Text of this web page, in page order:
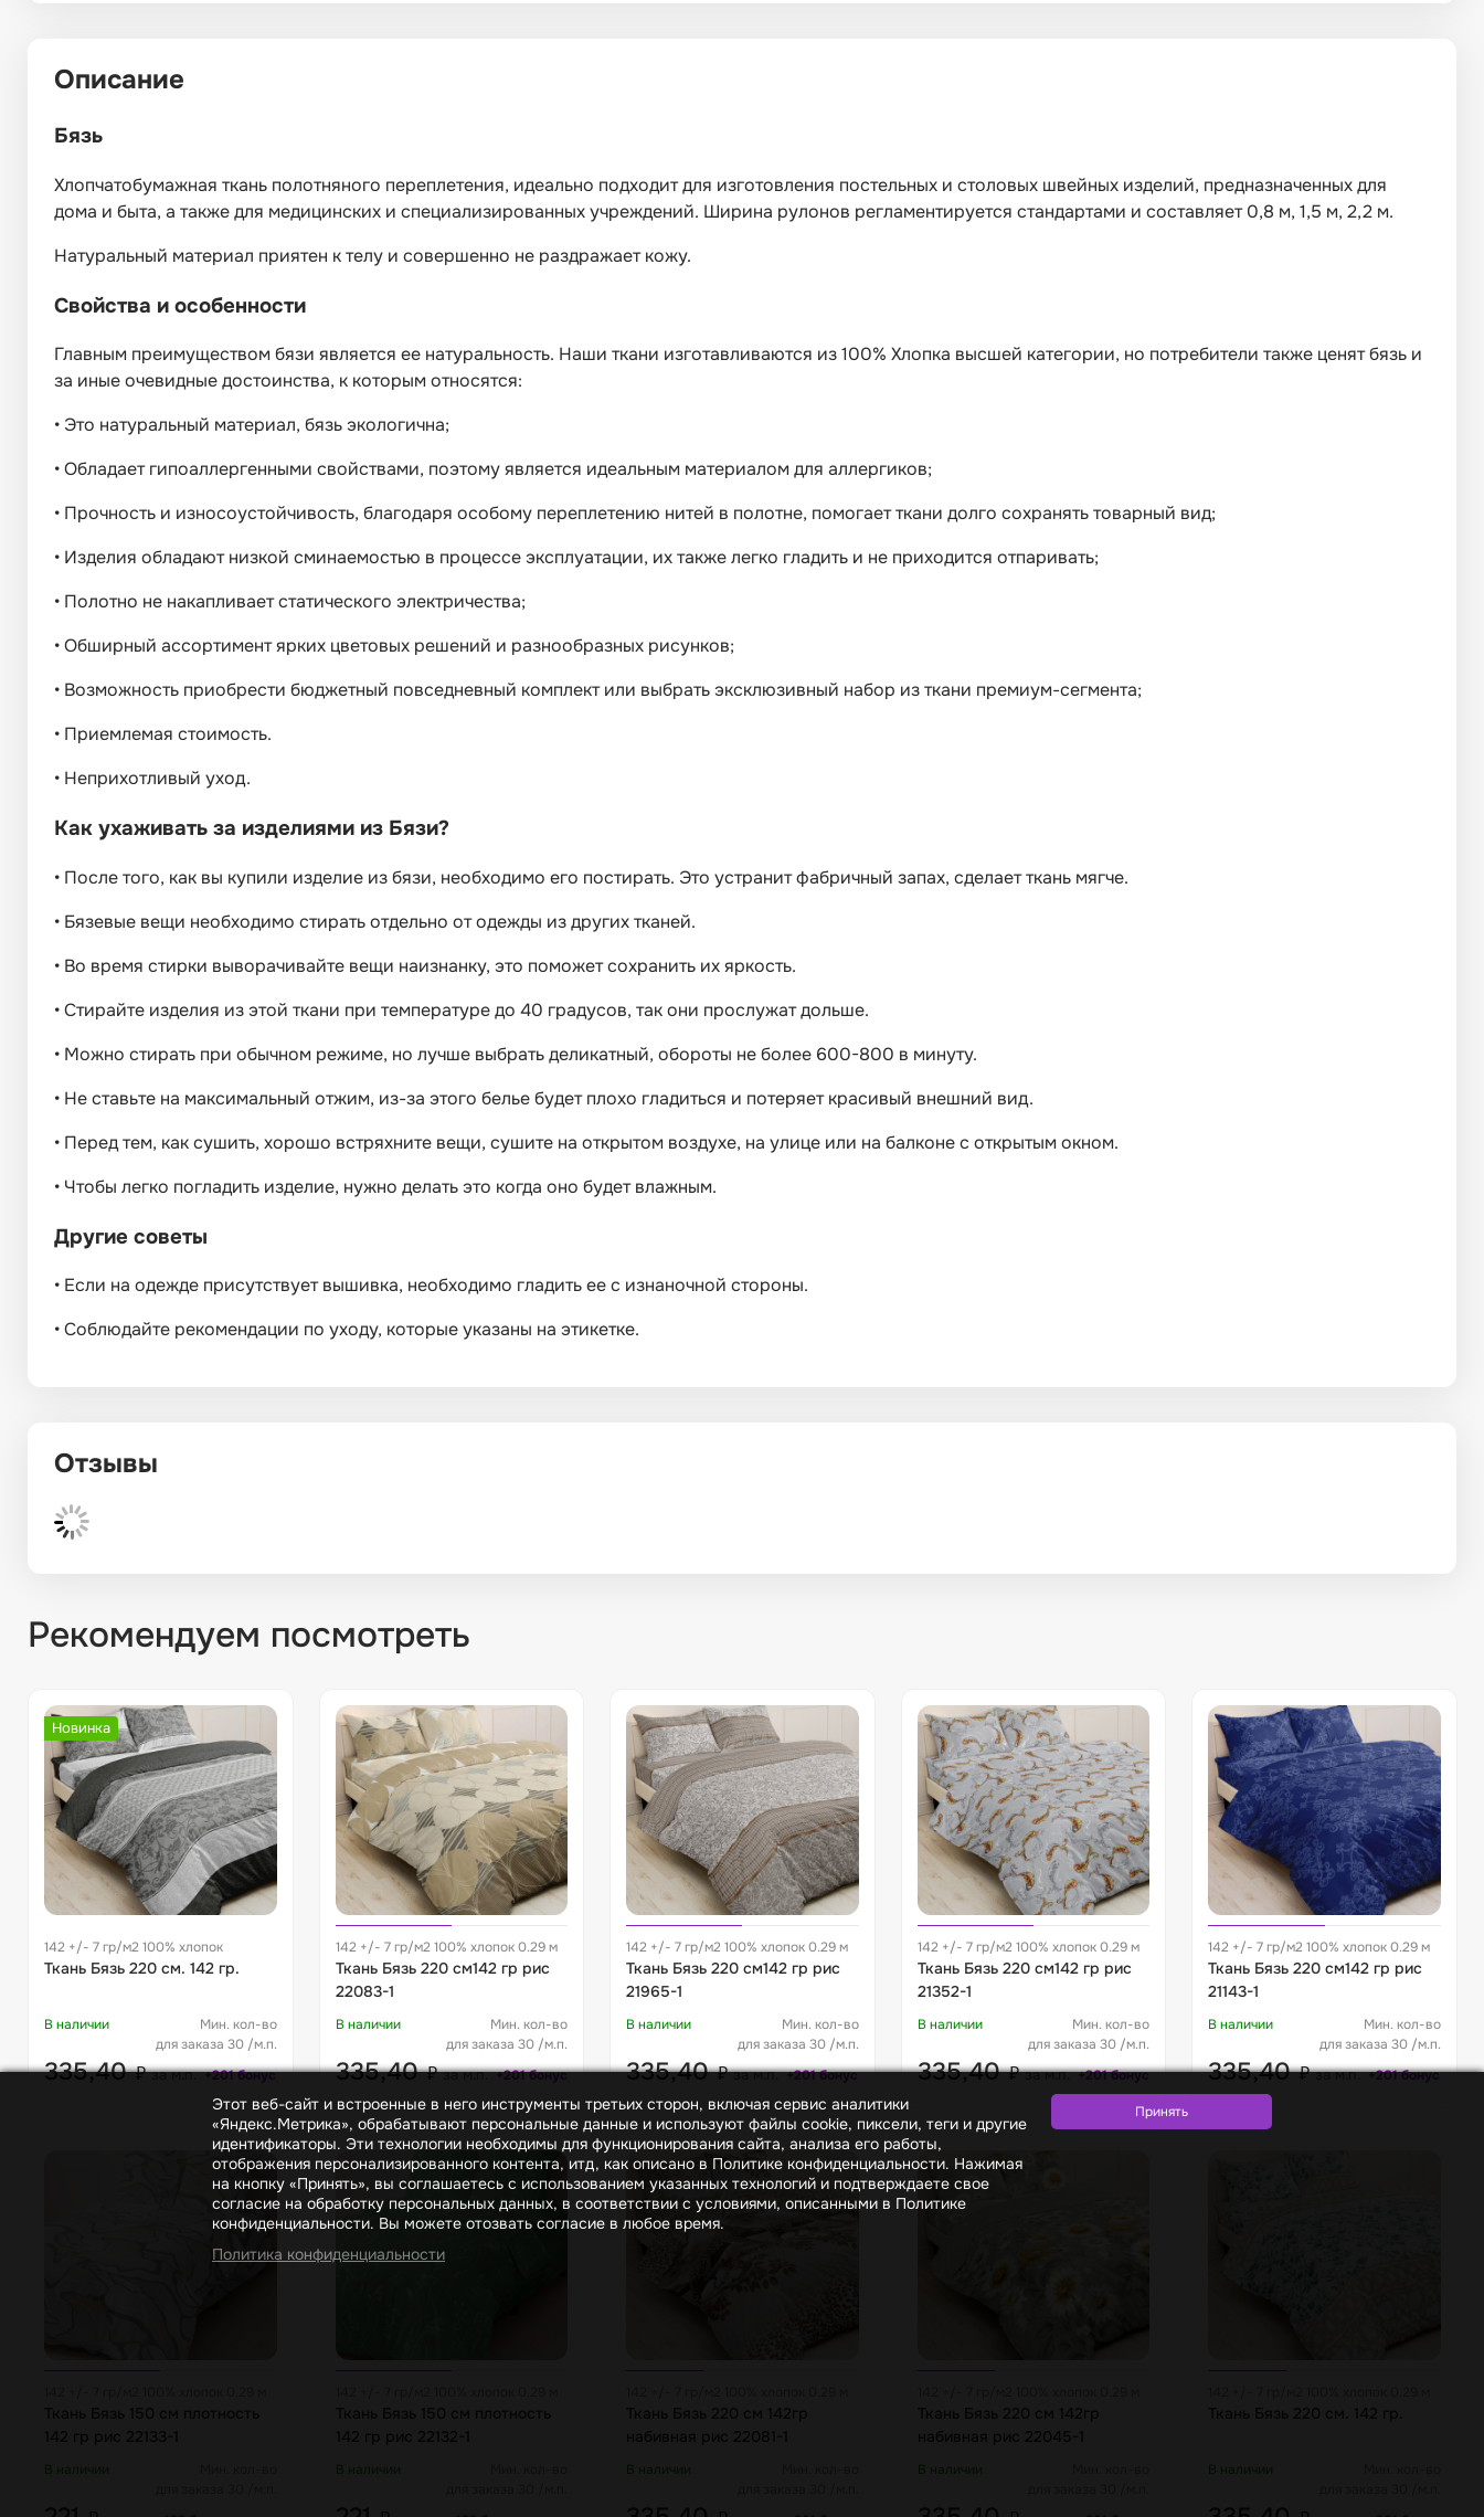
Описание
Бязь
Хлопчатобумажная ткань полотняного переплетения, идеально подходит для изготовления постельных и столовых швейных изделий, предназначенных для
дома и быта, а также для медицинских и специализированных учреждений. Ширина рулонов регламентируется стандартами и составляет 0,8 м, 1,5 м, 2,2 м.
Натуральный материал приятен к телу и совершенно не раздражает кожу.
Свойства и особенности
Главным преимуществом бязи является ее натуральность. Наши ткани изготавливаются из 100% Хлопка высшей категории, но потребители также ценят бязь и
за иные очевидные достоинства, к которым относятся:
• Это натуральный материал, бязь экологична;
•Обладает гипоаллергенными свойствами, поэтому является идеальным материалом для аллергиков;
• Прочность и износоустойчивость, благодаря особому переплетению нитей в полотне, помогает ткани долго сохранять товарный вид;
• Изделия обладают низкой сминаемостью в процессе эксплуатации, их также легко гладить и не приходится отпаривать;
• Полотно не накапливает статического электричества;
•Обширный ассортимент ярких цветовых решений и разнообразных рисунков;
• Возможность приобрести бюджетный повседневный комплект или выбрать эксклюзивный набор из ткани премиум-сегмента;
• Приемлемая стоимость.
• Неприхотливый уход.
Как ухаживать за изделиями из Бязи?
• После того, как вы купили изделие из бязи, необходимо его постирать. Это устранит фабричный запах, сделает ткань мягче.
• Бязевые вещи необходимо стирать отдельно от одежды из других тканей.
• Во время стирки выворачивайте вещи наизнанку, это поможет сохранить их яркость.
•Стирайте изделия из этой ткани при температуре до 40 градусов, так они прослужат дольше.
• Можно стирать при обычном режиме, но лучше выбрать деликатный, обороты не более 600-800 в минуту.
• Не ставьте на максимальный отжим, из-за этого белье будет плохо гладиться и потеряет красивый внешний вид.
• Перед тем, как сушить, хорошо встряхните вещи, сушите на открытом воздухе, на улице или на балконе с открытым окном.
• Чтобы легко погладить изделие, нужно делать это когда оно будет влажным.
Другие советы
• Если на одежде присутствует вышивка, необходимо гладить ее с изнаночной стороны.
•Соблюдайте рекомендации по уходу, которые указаны на этикетке.
Отзывы
Рекомендуем посмотреть
Новинка
142 +/- 7 гр/м2 100% хлопок
Ткань Бязь 220 см. 142 гр.
В наличии
Мин. кол-во
для заказа 30 /м.п.
335,40₽ за м.п. +201 бонус
142 +/- 7 гр/м2 100% хлопок 0.29 м
Ткань Бязь 220 см142 гр рис
22083-1
В наличии
Мин. кол-во
для заказа 30 /м.п.
335,40₽ за м.п. +201 бонус
142 +/- 7 гр/м2 100% хлопок 0.29 м
Ткань Бязь 220 см142 гр рис
21965-1
В наличии
Мин. кол-во
для заказа 30 /м.п.
335,40₽ за м.п. +201 бонус
142 +/- 7 гр/м2 100% хлопок 0.29 м
Ткань Бязь 220 см142 гр рис
21352-1
В наличии
Мин. кол-во
для заказа 30 /м.п.
335,40₽ за м.п. +201 бонус
142 +/- 7 гр/м2 100% хлопок 0.29 м
Ткань Бязь 220 см142 гр рис
21143-1
В наличии
Мин. кол-во
для заказа 30 /м.п.
335,40₽ за м.п. +201 бонус
В наличии В наличии В наличии В наличии В наличии
Этот веб-сайт и встроенные в него инструменты третьих сторон, включая сервис аналитики
«Яндекс.Метрика», обрабатывают персональные данные и используют файлы cookie, пиксели, теги и другие
идентификаторы. Эти технологии необходимы для функционирования сайта, анализа его работы,
отображения персонализированного контента, итд, как описано в Политике конфиденциальности. Нажимая
на кнопку «Принять», вы соглашаетесь с использованием указанных технологий и подтверждаете свое
согласие на обработку персональных данных, в соответствии с условиями, описанными в Политике
конфиденциальности. Вы можете отозвать согласие в любое время.
Политика конфиденциальности